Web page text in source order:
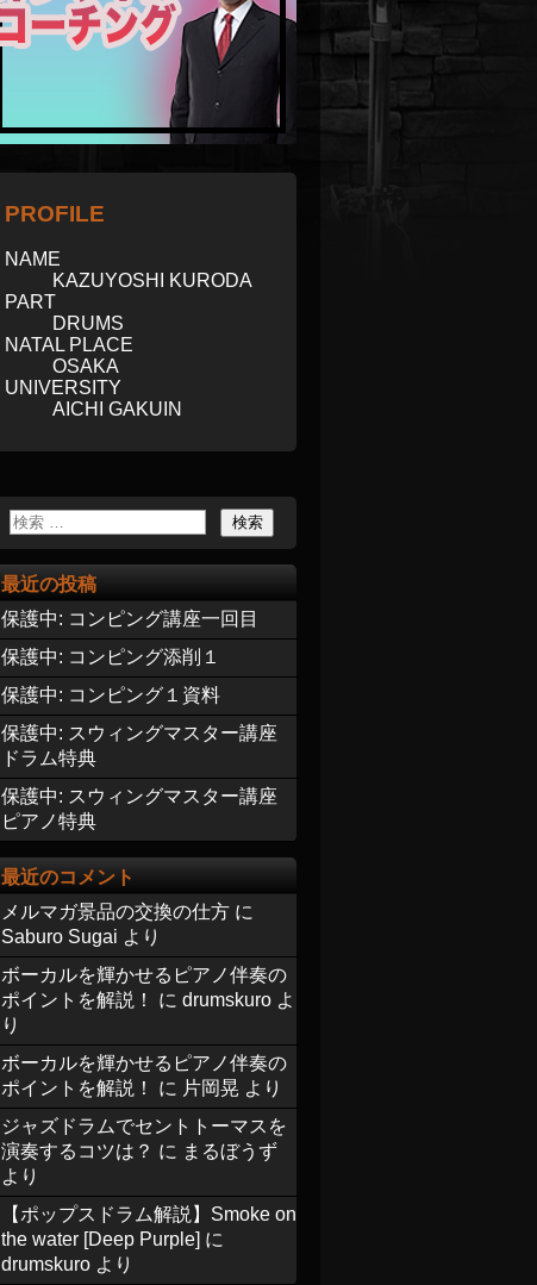
PROFILE
NAME
KAZUYOSHI KURODA
PART
DRUMS
NATAL PLACE
OSAKA
UNIVERSITY
AICHI GAKUIN
最近の投稿
保護中: コンピング講座一回目
保護中: コンピング添削１
保護中: コンピング１資料
保護中: スウィングマスター講座
ドラム特典
保護中: スウィングマスター講座
ピアノ特典
最近のコメント
メルマガ景品の交換の仕方 に
Saburo Sugai より
ボーカルを輝かせるピアノ伴奏の
ポイントを解説！
に drumskuro よ
り
ボーカルを輝かせるピアノ伴奏の
ポイントを解説！
に 片岡晃 より
ジャズドラムでセントトーマスを
演奏するコツは？ に まるぼうず
より
【ポップスドラム解説】Smoke on
the water [Deep Purple] に
drumskuro より